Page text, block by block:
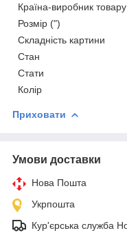
Країна-виробник товару
Розмір (")
Складність картини
Стан
Стати
Колір
Приховати
Умови доставки
Нова Пошта
Укрпошта
Кур'єрська служба